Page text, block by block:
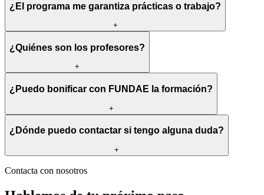
¿El programa me garantiza prácticas o trabajo?
+
¿Quiénes son los profesores?
+
¿Puedo bonificar con FUNDAE la formación?
+
¿Dónde puedo contactar si tengo alguna duda?
+
Contacta con nosotros